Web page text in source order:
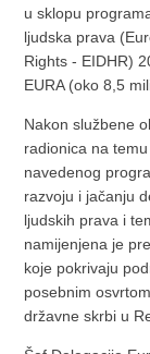
u sklopu
ljudska prava
Rights - EIDHR)
EURA (oko 8,5
Nakon službene
radionica na
navedenog
razvoju i jačanju
ljudskih prava i
namijenjena je
koje pokrivaju
posebnim
državne skrbi u